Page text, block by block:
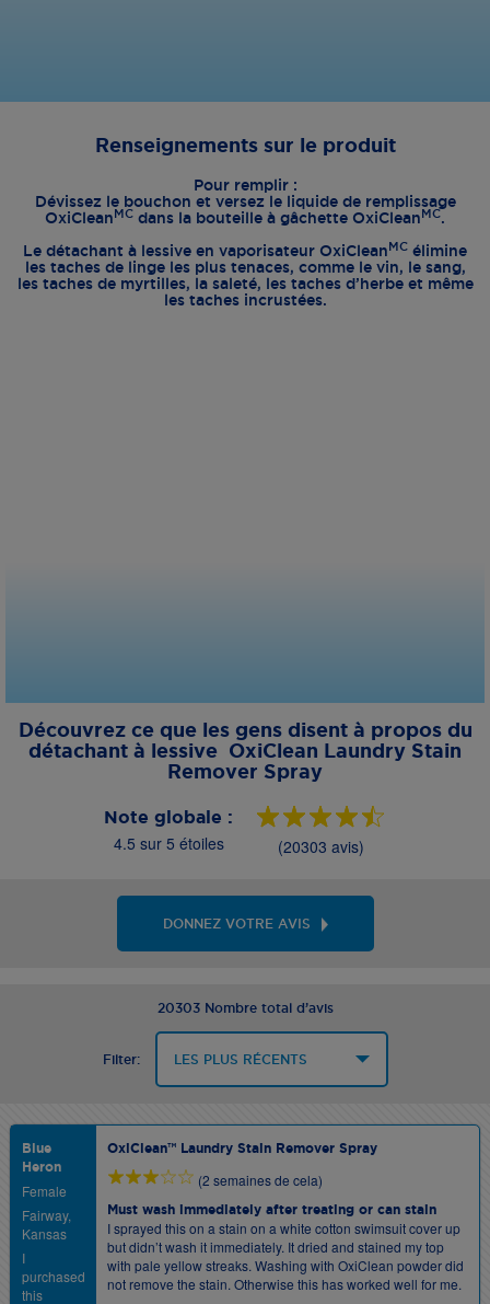
Renseignements sur le produit
Pour remplir :
Dévissez le bouchon et versez le liquide de remplissage
OxiCleanMC dans la bouteille à gâchette OxiCleanMC.
Le détachant à lessive en vaporisateur OxiCleanMC élimine
les taches de linge les plus tenaces, comme le vin, le sang,
les taches de myrtilles, la saleté, les taches d’herbe et même
les taches incrustées.
Découvrez ce que les gens disent à propos du
détachant à lessive OxiClean Laundry Stain
Remover Spray
Note globale :
4.5 sur 5 étoiles (20303 avis)
DONNEZ VOTRE AVIS
20303 Nombre total d’avis
Filter:
Blue
Heron
Female
Fairway,
Kansas
I
purchased
this
OxiClean™ Laundry Stain Remover Spray
(2 semaines de cela)
Must wash immediately after treating or can stain
I sprayed this on a stain on a white cotton swimsuit cover up
but didn’t wash it immediately. It dried and stained my top
with pale yellow streaks. Washing with OxiClean powder did
not remove the stain. Otherwise this has worked well for me.